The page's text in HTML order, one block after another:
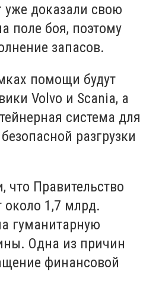
уже доказали свою
поле боя, поэтому
запасов.
помощи будут
Volvo и Scania, а
система для
разгрузки
что Правительство
1,7 млрд.
гуманитарную
Одна из причин
финансовой